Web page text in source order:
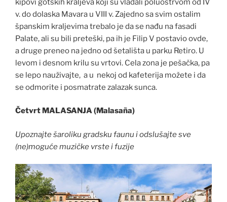
v. do dolaska Mavara u VIII v. Zajedno sa svim ostalim
španskim kraljevima trebalo je da se nađu na fasadi
Palate, ali su bili preteški, pa ih je Filip V postavio ovde,
a druge preneo na jedno od šetališta u parku Retiro. U
levom i desnom krilu su vrtovi. Cela zona je pešačka, pa
se lepo nauživajte, a u nekoj od kafeterija možete i da
se odmorite i posmatrate zalazak sunca.
Četvrt MALASANJA (Malasaña)
Upoznajtešaroliku gradsku faunu iodslušajtesve
(ne)mogućemuzičke vrsteifuzije